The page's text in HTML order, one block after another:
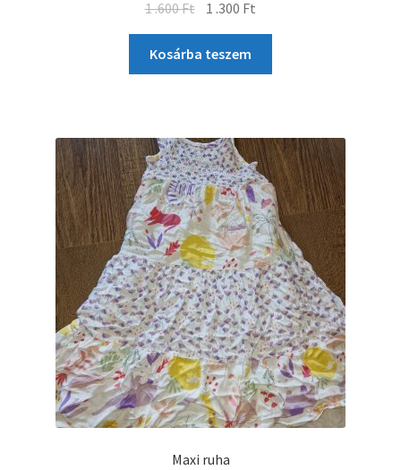
1 .600Ft 1 .300 Ft
Kosárba teszem
Maxi ruha